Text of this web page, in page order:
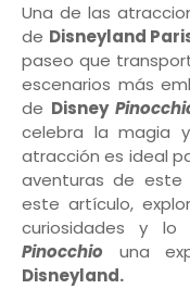
Una de las
de Disneyland
paseo que
escenarios más
de Disney
celebra la magia
atracción es ideal
aventuras de este
este artículo,
curiosidades y
Pinocchio una
Disneyland.